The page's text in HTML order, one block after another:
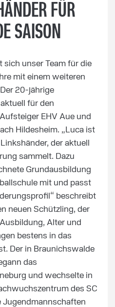
FÜR
SAISON
sich unser Team für die
mit einem weiteren
20-jährige
für den
EHV Aue und
Hildesheim. „Luca ist
der aktuell
sammelt. Dazu
Grundausbildung
mit und passt
beschreibt
neuen Schützling, der
Alter und
bestens in das
Der in Braunichswalde
das
und wechselte in
des SC
Jugendmannschaften